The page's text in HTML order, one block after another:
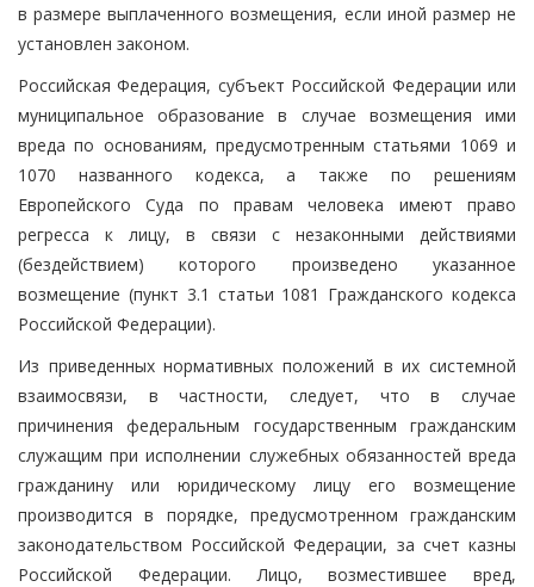
в размере выплаченного возмещения, если иной размер не
установлен законом.
Российская Федерация, субъект Российской Федерации или
муниципальное образование в случае возмещения ими
вреда по основаниям, предусмотренным статьями 1069 и
1070 названного кодекса, а также по решениям
Европейского Суда по правам человека имеют право
регресса к лицу, в связи с незаконными действиями
(бездействием) которого произведено указанное
возмещение (пункт 3.1 статьи 1081 Гражданского кодекса
Российской Федерации).
Из приведенных нормативных положений в их системной
взаимосвязи, в частности, следует, что в случае
причинения федеральным государственным гражданским
служащим при исполнении служебных обязанностей вреда
гражданину или юридическому лицу его возмещение
производится в порядке, предусмотренном гражданским
законодательством Российской Федерации, за счет казны
Российской Федерации. Лицо, возместившее вред,